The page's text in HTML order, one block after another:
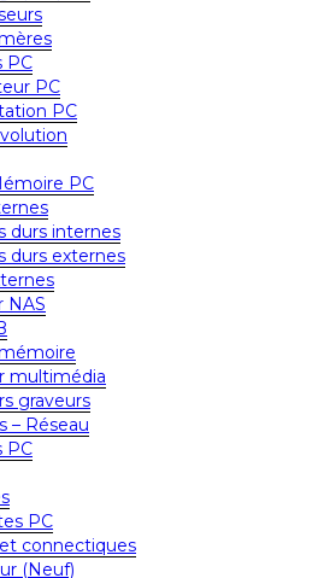
PC
PC
PC
PC
durs internes
durs externes
NAS
multimédia
graveurs
– Réseau
PC
PC
connectiques
(Neuf)